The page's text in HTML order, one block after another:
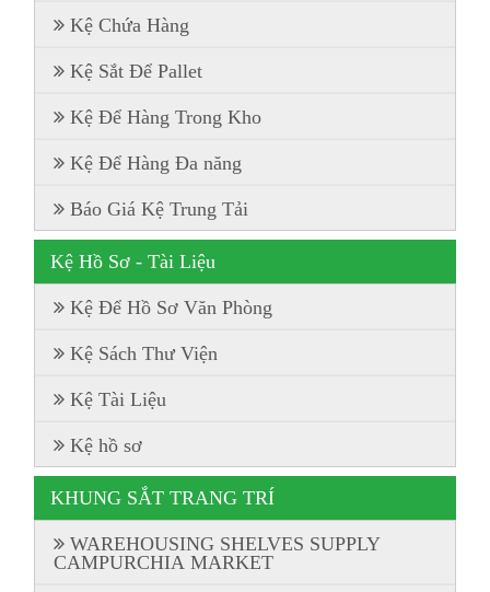
Kệ Chứa Hàng
Kệ Sắt Để Pallet
Kệ Để Hàng Trong Kho
Kệ Để Hàng Đa năng
Báo Giá Kệ Trung Tải
Kệ Hồ Sơ - Tài Liệu
Kệ Để Hồ Sơ Văn Phòng
Kệ Sách Thư Viện
Kệ Tài Liệu
Kệ hồ sơ
KHUNG SẮT TRANG TRÍ
WAREHOUSING SHELVES SUPPLY
CAMPURCHIA MARKET